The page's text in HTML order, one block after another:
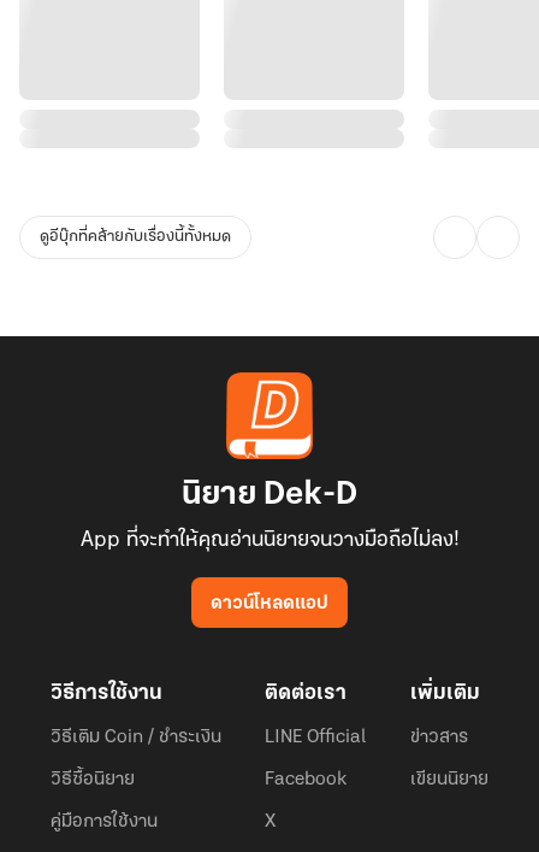
ดูอีบุ๊กที่คล้ายกับเรื่องนี้ทั้งหมด
นิยาย Dek-D
App ที่จะทำให้คุณอ่านนิยายจนวางมือถือไม่ลง!
ดาวน์โหลดแอป
วิธีการใช้งาน
วิธีเติม Coin / ชำระเงิน
วิธีซื้อนิยาย
คู่มือการใช้งาน
ติดต่อเรา
LINE Official
Facebook
X
เพิ่มเติม
ข่าวสาร
เขียนนิยาย